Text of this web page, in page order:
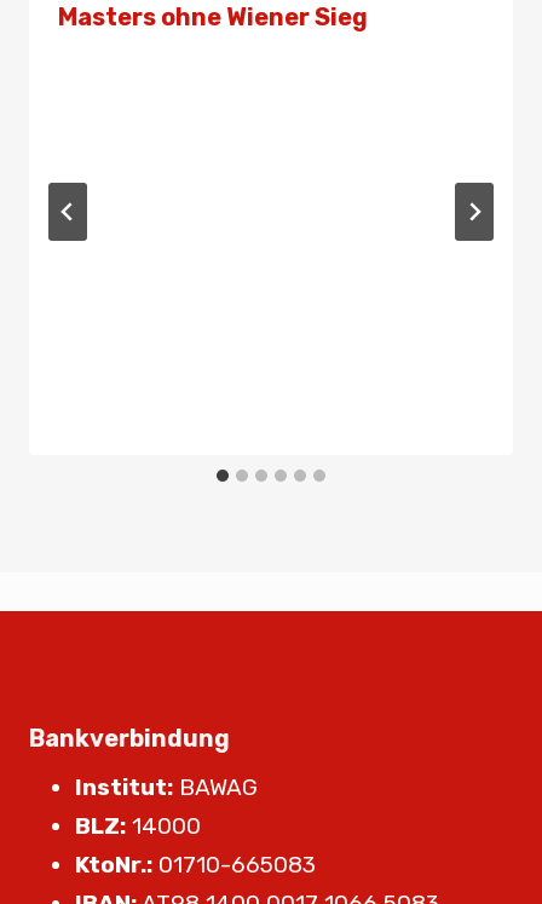
Masters ohne Wiener Sieg
Bankverbindung
Institut: BAWAG
BLZ: 14000
KtoNr.: 01710-665083